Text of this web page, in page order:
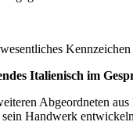
Kennzeichen
Italienisch im
Abgeordneten
Handwerk